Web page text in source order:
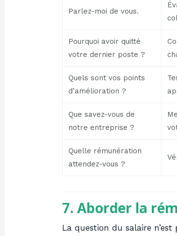
Parlez-moi de vous.
Pourquoi avoir quitté
votre dernier poste ?
Quels sont vos points
d’amélioration ?
Que savez-vous de
notre entreprise ?
Quelle rémunération
attendez-vous ?
7. Aborder la
La question du salaire